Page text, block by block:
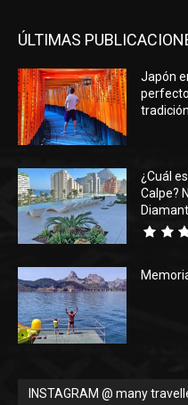
ÚLTIMAS
Japón
tradición
¿Cuál
Calpe?
INSTAGRAM @ many